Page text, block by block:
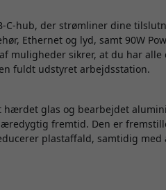
C-hub, der strømliner dine
Ethernet og lyd, samt 90W
muligheder sikrer, at du har alle
fuldt udstyret arbejdsstation.
hærdet glas og bearbejdet
fremtid. Den er
plastaffald, samtidig med